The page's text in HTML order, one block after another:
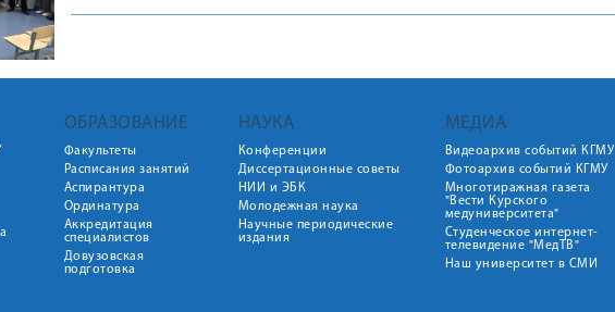
ОБРАЗОВАНИЕ
Факультеты
Расписания занятий
Аспирантура
Ординатура
Аккредитация
специалистов
Довузовская
подготовка
НАУКА
Конференции
Диссертационные советы
НИИ и ЭБК
Молодежная наука
Научные периодические
издания
МЕДИА
Видеоархив событий КГМУ
Фотоархив событий КГМУ
Многотиражная газета
"Вести Курского
медуниверситета"
Студенческое интернет-
телевидение "МедТВ"
Наш университет в СМИ